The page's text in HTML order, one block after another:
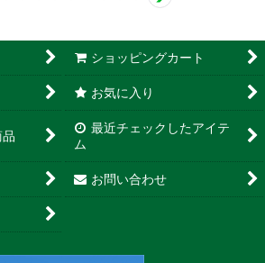
ショッピングカート
お気に入り
最近チェックしたアイテ
ム
お問い合わせ